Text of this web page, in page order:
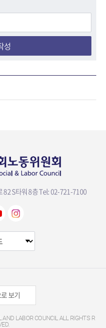
성
82 S타워 8층Tel: 02-721-7100
어다운로드 선택
보기
AND LABOR COUNCIL ALL RIGHTS R